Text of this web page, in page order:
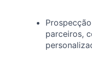
parceiros,